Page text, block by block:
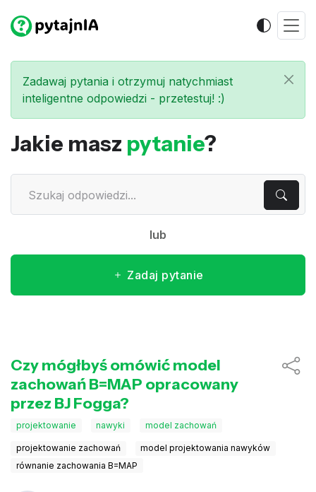
Zadawaj pytania i otrzymuj natychmiast
inteligentne odpowiedzi - przetestuj! :)
Jakie masz pytanie?
lub
Zadaj pytanie
Czy mógłbyś omówić model
zachowań B=MAP opracowany
przez BJ Fogga?
projektowanie nawyki model zachowań
projektowanie zachowań
model projektowania nawyków
równanie zachowania B=MAP